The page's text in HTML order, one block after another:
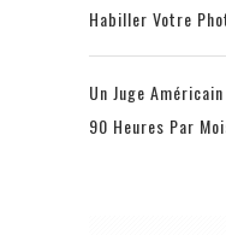
Habiller Votre
Un Juge
90 Heures Par